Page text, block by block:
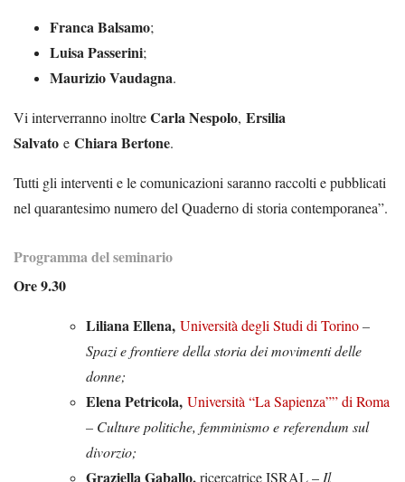
Franca Balsamo;
Luisa Passerini;
Maurizio Vaudagna.
Vi interverranno inoltreCarla Nespolo, Ersilia
Salvato e Chiara Bertone.
Tutti gli interventi e le comunicazioni saranno raccolti e pubblicati
nel quarantesimo numero del Quaderno di storia contemporanea”.
Programma del seminario
Ore 9.30
Liliana Ellena, Università degli Studi di Torino–
Spazi e frontiere della storia dei movimenti delle
donne;
Elena Petricola, Università “La Sapienza”” di Roma
– Culture politiche, femminismo e referendum sul
divorzio;
Graziella Gaballo,ricercatrice ISRAL – Il